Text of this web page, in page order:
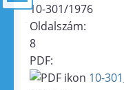
10-301/1976
Oldalszám:
8
PDF:
10-